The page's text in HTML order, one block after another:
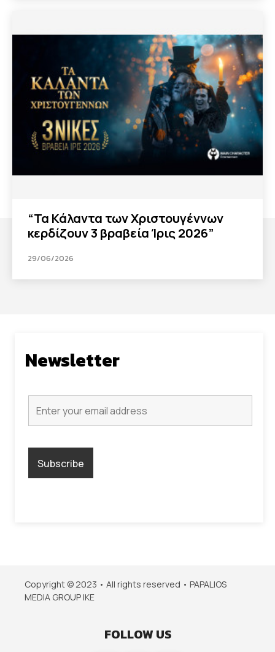
“Τα Κάλαντα των Χριστουγέννων
κερδίζουν 3 βραβεία Ίρις 2026”
29/06/2026
Newsletter
Copyright © 2023 • All rights reserved • PAPALIOS
MEDIA GROUP IKE
FOLLOW US